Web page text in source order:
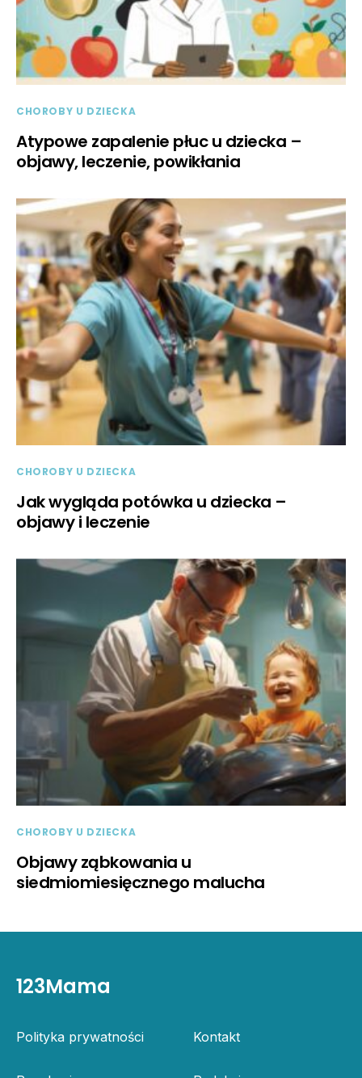
CHOROBY U DZIECKA
Atypowe zapalenie płuc u dziecka –
objawy, leczenie, powikłania
CHOROBY U DZIECKA
Jak wygląda potówka u dziecka –
objawy i leczenie
CHOROBY U DZIECKA
Objawy ząbkowania u
siedmiomiesięcznego malucha
123Mama
Polityka prywatności Kontakt